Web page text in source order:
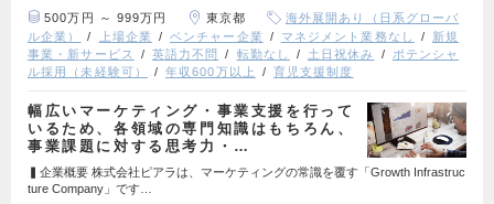
500万円 ～ 999万円 東京都
海外展開あり（日系グローバ
ル企業）
上場企業 ベンチャー企業 マネジメント業務なし
新規
事業・新サービス
英語力不問 転勤なし 土日祝休み
ポテンシャ
ル採用（未経験可）
年収600万以上 育児支援制度
幅広いマーケティング・事業支援を行って
いるため、各領域の専門知識はもちろん、
事業課題に対する思考力・…
▍企業概要 株式会社ピアラは、マーケティングの常識を覆す「Growth Infrastruc
ture Company」です…